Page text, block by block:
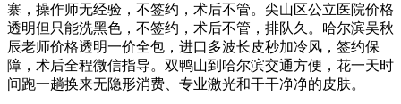
寨，操作师无经验，不签约，术后不管。尖山区公立医院价格
透明但只能洗黑色，不签约，术后不管，排队久。哈尔滨吴秋
辰老师价格透明一价全包，进口多波长皮秒加冷风，签约保
障，术后全程微信指导。双鸭山到哈尔滨交通方便，花一天时
间跑一趟换来无隐形消费、专业激光和干干净净的皮肤。